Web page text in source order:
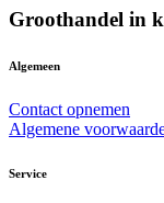
Groothandel in
Algemeen
Contact opnemen
Algemene
Service